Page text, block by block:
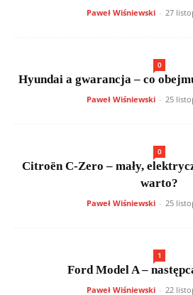
Paweł Wiśniewski - 27
0
Hyundai a gwarancja – co
Paweł Wiśniewski - 25
0
Citroën C-Zero – mały,
warto?
Paweł Wiśniewski - 25
1
Ford Model A –
Paweł Wiśniewski - 22